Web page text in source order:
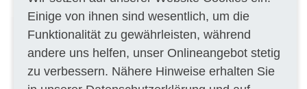
Überwachung und
Materialprüfung der
Bauausführung der
Deichsanieurungmaßnahme
Einige von ihnen sind wesentlich, um die
Funktionalität zu gewährleisten, während
andere uns helfen, unser Onlineangebot stetig
zu verbessern. Nähere Hinweise erhalten Sie